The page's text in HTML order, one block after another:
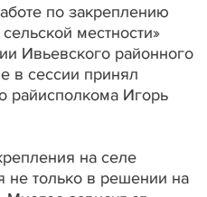
по закреплению
местности»
Ивьевского районного
в сессии принял
райисполкома Игорь
на селе
не только в решении на